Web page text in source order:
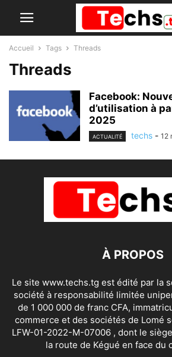
Accueil Tags Threads
Threads
Facebook:
d’utilisation à
2025
ACTUALITÉ techs - 12
À PROPOS
Le site www.techs.tg est édité par la
société à responsabilité limitée
de 1 000 000 de franc CFA,
commerce et des sociétés de Lomé
LFW-01-2022-M-07006 , dont le
la route de Kégué en face du